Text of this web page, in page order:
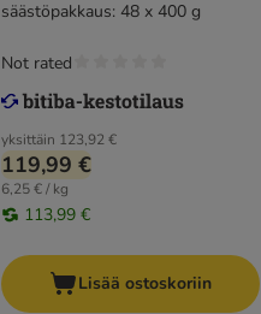
säästöpakkaus: 48 x 400 g
yksittäin 123,92 €
119,99 €
6,25 € / kg
113,99 €
Not rated
Lisää ostoskoriin